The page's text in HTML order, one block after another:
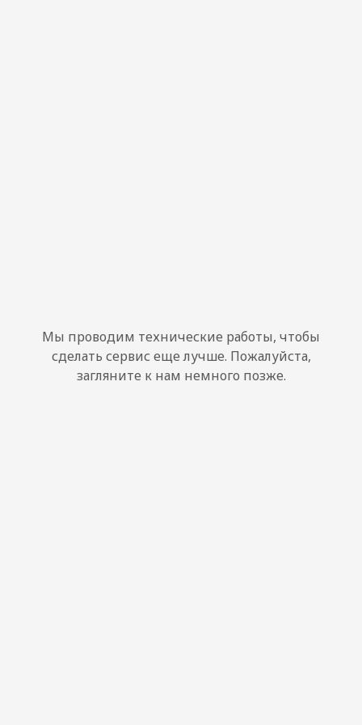
Мы проводим технические работы, чтобы
сделать сервис еще лучше. Пожалуйста,
загляните к нам немного позже.